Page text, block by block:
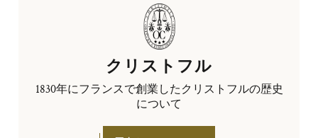
クリストフル
1830年にフランスで創業したクリストフルの歴史
について